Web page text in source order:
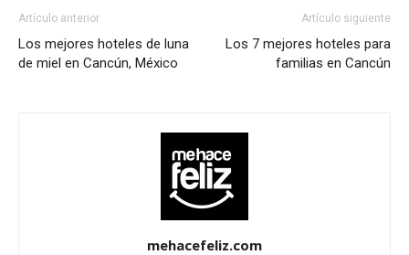
Artículo anterior
Los mejores hoteles de luna
de miel en Cancún, México
Artículo siguiente
Los 7 mejores hoteles para
familias en Cancún
mehacefeliz.com